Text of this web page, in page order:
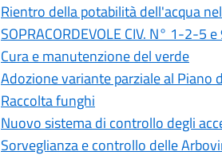
Rientro della potabilità dell'acqua
SOPRACORDEVOLE CIV. N° 1-2-5
Cura e manutenzione del verde
Adozione variante parziale al Piano
Raccolta funghi
Nuovo sistema di controllo degli
Sorveglianza e controllo delle